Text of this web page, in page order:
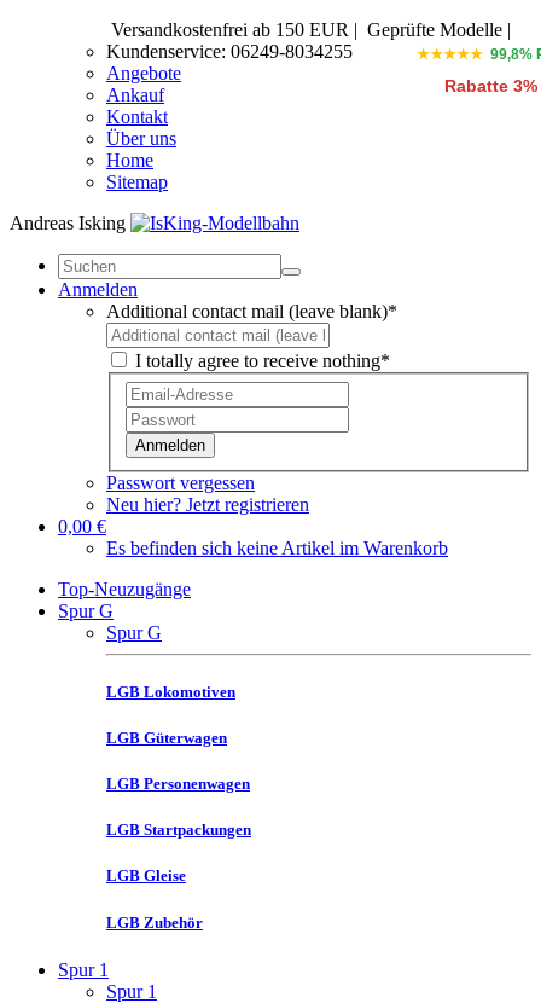
Versandkostenfrei ab 150 EUR | Geprüfte Modelle |
Kundenservice: 06249-8034255
Angebote
Ankauf
Kontakt
Über uns
Home
Sitemap
Andreas Isking
★★★★★ 99,8%
Rabatte 3%
Anmelden
Additional contact mail (leave blank)*
I totally agree to receive nothing*
Anmelden
Passwort vergessen
Neu hier? Jetzt registrieren
0,00 €
Es befinden sich keine Artikel im Warenkorb
Top-Neuzugänge
Spur G
Spur G
LGB Lokomotiven
LGB Güterwagen
LGB Personenwagen
LGB Startpackungen
LGB Gleise
LGB Zubehör
Spur 1
Spur 1